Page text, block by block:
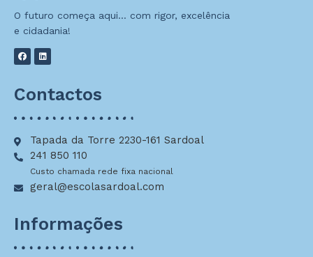
O futuro começa aqui… com rigor, excelência
e cidadania!
Contactos
Tapada da Torre 2230-161 Sardoal
241 850 110
Custo chamada rede fixa nacional
geral@escolasardoal.com
Informações